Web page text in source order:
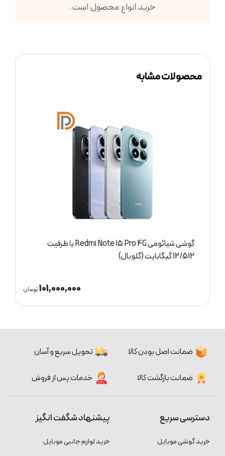
خرید انواع محصول است.
محصولات مشابه
گوشی شیائومی Redmi Note 15 Pro 4G با ظرفیت
8/256 گیگابایت (گلوبال)
74,700,000
ضمانت اصل بودن کالا تحویل سریع و آسان
ضمانت بازگشت کالا خدمات پس از فروش
دسترسی سریع
خرید گوشی موبایل
پیشنهاد شگفت انگیز
خرید لوازم جانبی موبایل